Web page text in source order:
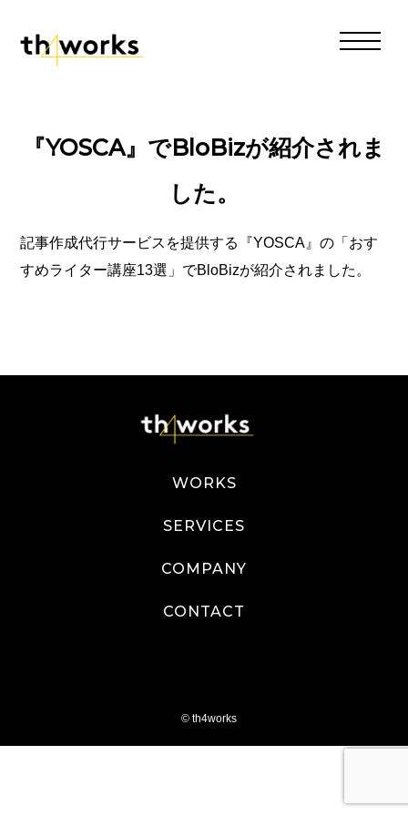
『YOSCA』でBloBizが紹介されま
した。
記事作成代行サービスを提供する『YOSCA』の「 おす
すめライター講座13選 」でBloBizが紹介されました。
WORKS
SERVICES
COMPANY
CONTACT
© th4works